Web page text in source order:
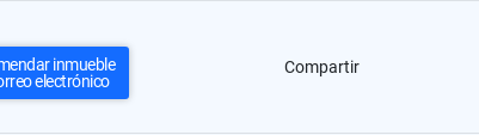
inmueble
electrónico
Compartir